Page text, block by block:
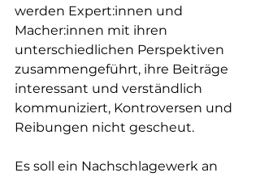
werden Expert:innen und
Macher:innen mit ihren
unterschiedlichen Perspektiven
zusammengeführt, ihre Beiträge
interessant und verständlich
kommuniziert, Kontroversen und
Reibungen nicht gescheut.
Es soll ein Nachschlagewerk an